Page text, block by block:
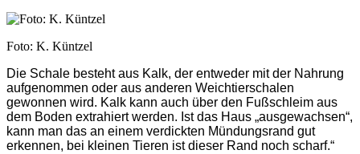
Foto: K. Küntzel
Die Schale besteht aus Kalk, der entweder mit der Nahrung
aufgenommen oder aus anderen Weichtierschalen
gewonnen wird. Kalk kann auch über den Fußschleim aus
dem Boden extrahiert werden. Ist das Haus „ausgewachsen“,
kann man das an einem verdickten Mündungsrand gut
erkennen, bei kleinen Tieren ist dieser Rand noch scharf.“